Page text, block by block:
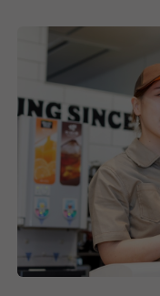
す。
一般的なハンバー
バンズの直径は約
自慢の直火焼きの
ます。
直火焼きの100％
ーチーズを2枚、フ
オン、味のアクセ
ネーズとケチャッ
ンズで挟んだ、バ
しめる商品です。